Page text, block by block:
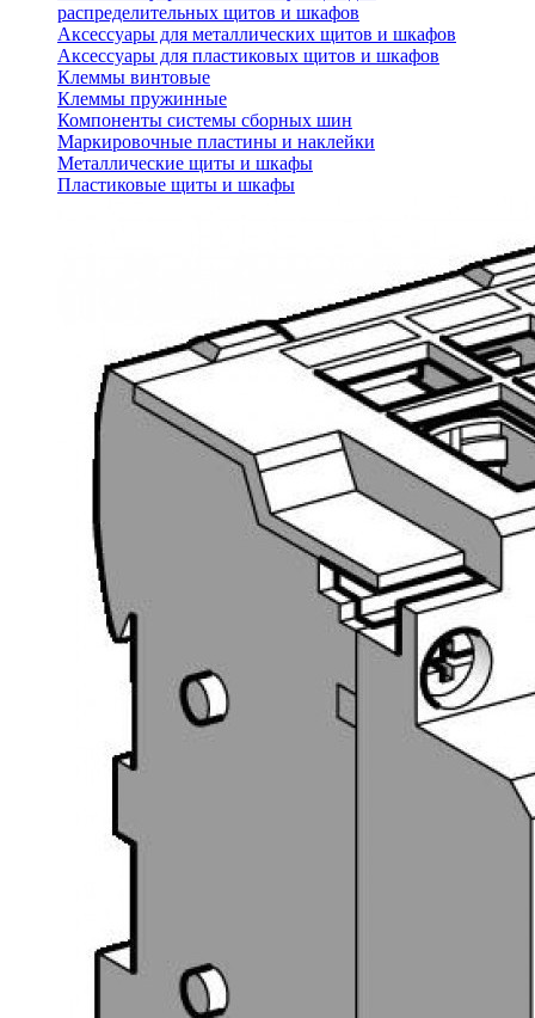
распределительных щитов и шкафов
Аксессуары для металлических щитов и шкафов
Аксессуары для пластиковых щитов и шкафов
Клеммы винтовые
Клеммы пружинные
Компоненты системы сборных шин
Маркировочные пластины и наклейки
Металлические щиты и шкафы
Пластиковые щиты и шкафы